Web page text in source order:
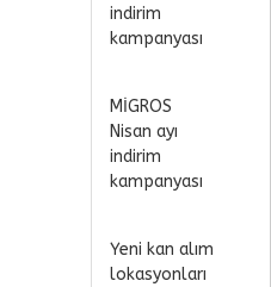
indirim
kampanyası
MİGROS
Nisan ayı
indirim
kampanyası
Yeni kan alım
lokasyonları